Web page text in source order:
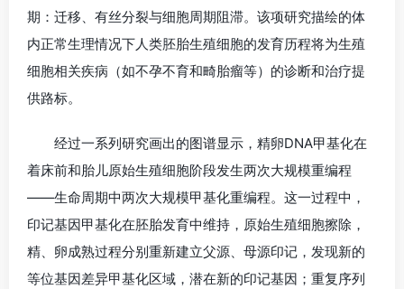
期：迁移、有丝分裂与细胞周期阻滞。该项研究描绘的体
内正常生理情况下人类胚胎生殖细胞的发育历程将为生殖
细胞相关疾病（如不孕不育和畸胎瘤等）的诊断和治疗提
供路标。
经过一系列研究画出的图谱显示，精卵DNA甲基化在
着床前和胎儿原始生殖细胞阶段发生两次大规模重编程
——生命周期中两次大规模甲基化重编程。这一过程中，
印记基因甲基化在胚胎发育中维持，原始生殖细胞擦除，
精、卵成熟过程分别重新建立父源、母源印记，发现新的
等位基因差异甲基化区域，潜在新的印记基因；重复序列